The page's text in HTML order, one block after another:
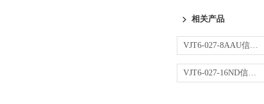
相关产品
VJT6-027-8AAU信号转换器
VJT6-027-16ND信号转换器